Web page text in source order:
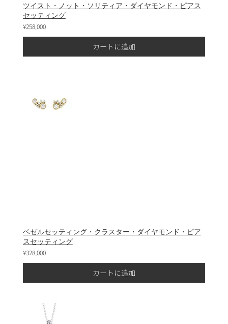
ツイスト・ノット・ソリティア・ダイヤモンド・ピアス
セッティング
¥258,000
カートに追加
ベゼルセッティング・クラスター・ダイヤモンド・ピア
スセッティング
¥328,000
カートに追加